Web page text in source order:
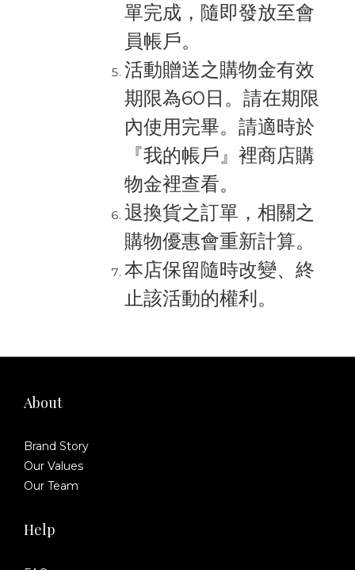
單完成，隨即發放至會
員帳戶。
活動贈送之購物金有效
期限為60日。請在期限
內使用完畢。請適時於
『我的帳戶』裡商店購
物金裡查看。
退換貨之訂單，相關之
購物優惠會重新計算。
本店保留隨時改變、終
止該活動的權利。
About
Brand Story
Our Values
Our Team
Help